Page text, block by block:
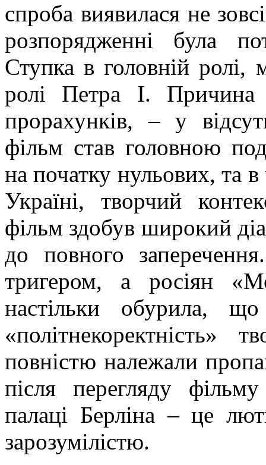
спроба виявилася не
розпорядженні була
Ступка в головній
ролі Петра І. Причина
прорахунків, – у
фільм став головною
на початку нульових, та в
Україні, творчий
фільм здобув широкий
до повного
тригером, а росіян
настільки обурила,
«політнекоректність»
повністю належали
після перегляду
палаці Берліна – це
зарозумілістю.